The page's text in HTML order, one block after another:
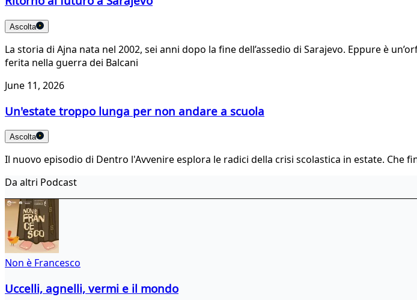
Ascolta
La storia di Ajna nata nel 2002, sei anni dopo la fine dell’assedio di Sarajevo. Eppure è
ferita nella guerra dei Balcani
June 11, 2026
Un'estate troppo lunga per non andare a scuola
Ascolta
Il nuovo episodio di Dentro l'Avvenire esplora le radici della crisi scolastica in estate.
Da altri Podcast
Non è Francesco
Uccelli, agnelli, vermi e il mondo